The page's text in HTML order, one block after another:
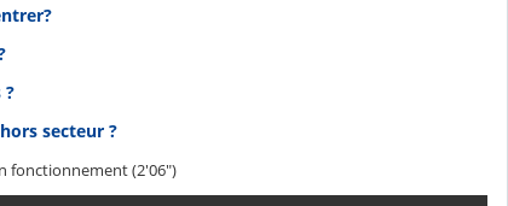
?
secteur ?
fonctionnement (2'06")